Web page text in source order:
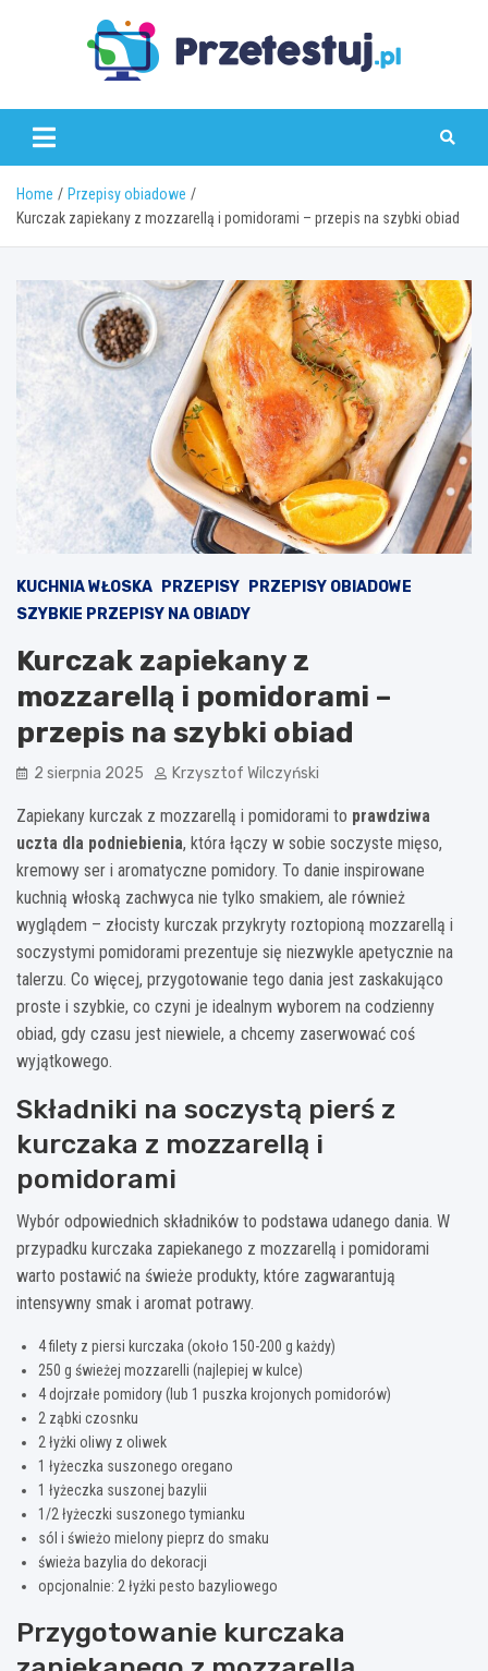
przetestuj.pl
Home
Przepisy obiadowe
Kurczak zapiekany z mozzarellą i pomidorami – przepis na szybki obiad
KUCHNIA WŁOSKA PRZEPISY
PRZEPISY OBIADOWE
SZYBKIE PRZEPISY NA OBIADY
Kurczak zapiekany z
mozzarellą i pomidorami –
przepis na szybki obiad
2 sierpnia 2025 Krzysztof Wilczyński
Zapiekany kurczak z mozzarellą i pomidorami to prawdziwa
uczta dla podniebienia, która łączy w sobie soczyste mięso,
kremowy ser i aromatyczne pomidory. To danie inspirowane
kuchnią włoską zachwyca nie tylko smakiem, ale również
wyglądem – złocisty kurczak przykryty roztopioną mozzarellą i
soczystymi pomidorami prezentuje się niezwykle apetycznie na
talerzu. Co więcej, przygotowanie tego dania jest zaskakująco
proste i szybkie, co czyni je idealnym wyborem na codzienny
obiad, gdy czasu jest niewiele, a chcemy zaserwować coś
wyjątkowego.
Składniki na soczystą pierś z
kurczaka z mozzarellą i
pomidorami
Wybór odpowiednich składników to podstawa udanego dania. W
przypadku kurczaka zapiekanego z mozzarellą i pomidorami
warto postawić na świeże produkty, które zagwarantują
intensywny smak i aromat potrawy.
4 filety z piersi kurczaka (około 150-200 g każdy)
250 g świeżej mozzarelli (najlepiej w kulce)
4 dojrzałe pomidory (lub 1 puszka krojonych pomidorów)
2 ząbki czosnku
2 łyżki oliwy z oliwek
1 łyżeczka suszonego oregano
1 łyżeczka suszonej bazylii
1/2 łyżeczki suszonego tymianku
sól i świeżo mielony pieprz do smaku
świeża bazylia do dekoracji
opcjonalnie: 2 łyżki pesto bazyliowego
Przygotowanie kurczaka